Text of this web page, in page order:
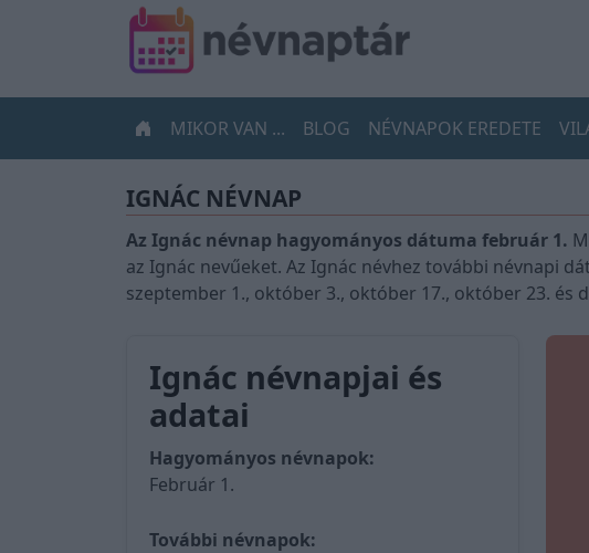
MIKOR VAN ...
BLOG NÉVNAPOK EREDETE
IGNÁC NÉVNAP
Az Ignác névnap hagyományos dátuma február 1.
az Ignác nevűeket. Az Ignác névhez további névnapi
szeptember 1., október 3., október 17., október 23. és
Ignác névnapjai és
adatai
Hagyományos névnapok:
Február 1.
További névnapok: